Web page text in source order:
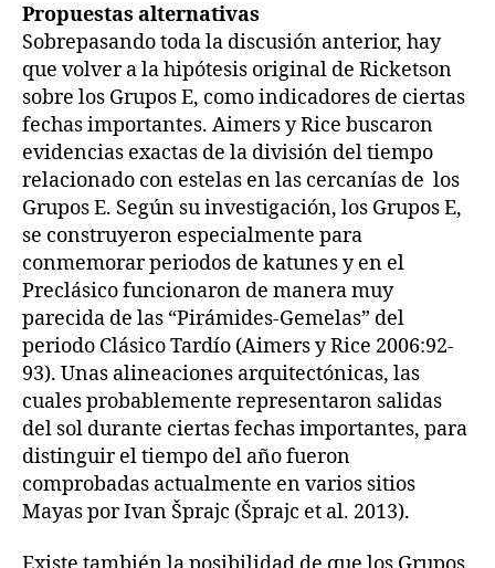
Propuestas alternativas
Sobrepasando toda la discusión anterior, hay
que volver a la hipótesis original de Ricketson
sobre los Grupos E, como indicadores de ciertas
fechas importantes. Aimers y Rice buscaron
evidencias exactas de la división del tiempo
relacionado con estelas en las cercanías de los
Grupos E. Según su investigación, los Grupos E,
se construyeron especialmente para
conmemorar periodos de katunes y en el
Preclásico funcionaron de manera muy
parecida de las “Pirámides-Gemelas” del
periodo Clásico Tardío (Aimers y Rice 2006:92-
93). Unas alineaciones arquitectónicas, las
cuales probablemente representaron salidas
del sol durante ciertas fechas importantes, para
distinguir el tiempo del año fueron
comprobadas actualmente en varios sitios
Mayas por Ivan Šprajc (Šprajc et al. 2013).